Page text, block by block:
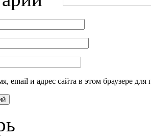
email и адрес сайта в этом браузере